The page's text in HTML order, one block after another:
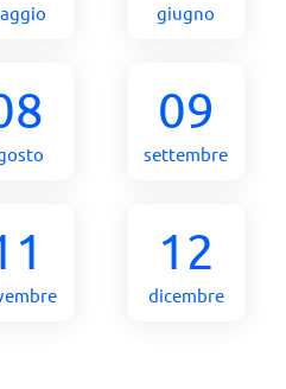
giugno
09
settembre
12
dicembre